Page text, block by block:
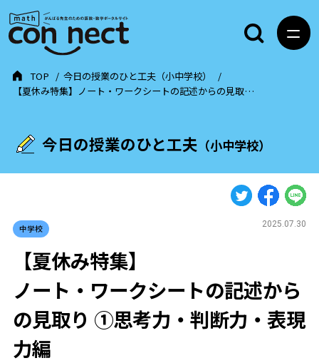
今日の授業のひと工夫 （小中学校）
TOP
今日の授業のひと工夫（小中学校）
【夏休み特集】ノート・ワークシートの記述からの見取…
中学校 2025.07.30
【夏休み特集】
ノート・ワークシートの記述から
の見取り ①思考力・判断力・表現
力編